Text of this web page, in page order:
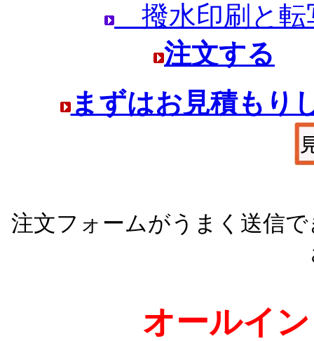
撥水印刷と転
注文する
まずはお見積もり
注文フォームがうまく送信
オールイ